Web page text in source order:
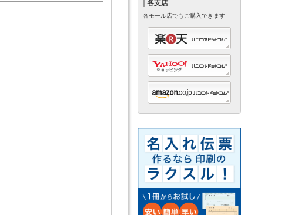
各支店
各モール店でもご購入できます